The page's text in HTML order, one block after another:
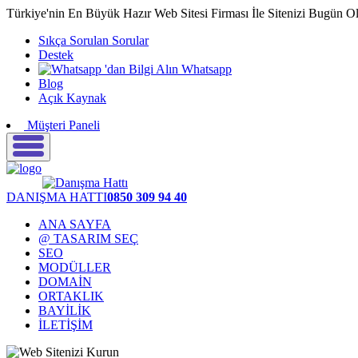
Türkiye'nin En Büyük Hazır Web Sitesi Firması İle Sitenizi Bugün
Sıkça Sorulan Sorular
Destek
Whatsapp
Blog
Açık Kaynak
Müşteri Paneli
DANIŞMA HATTI0850 309 94 40
ANA SAYFA
@ TASARIM SEÇ
SEO
MODÜLLER
DOMAİN
ORTAKLIK
BAYİLİK
İLETİŞİM